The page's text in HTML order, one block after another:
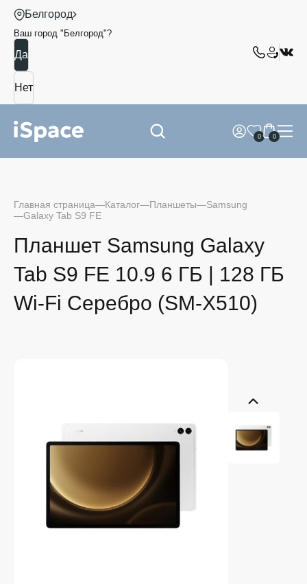
Белгород
Ваш город " Белгород"?
0 0
Главная страница Каталог Планшеты
Samsung
Galaxy Tab S9 FE
Планшет Samsung Galaxy
Tab S9 FE 10.9 6 ГБ | 128 ГБ
Wi-Fi Серебро (SM-X510)